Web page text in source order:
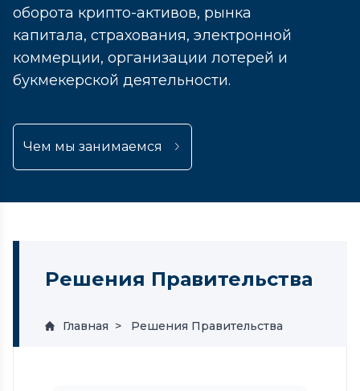
оборота крипто-активов, рынка
капитала, страхования, электронной
коммерции, организации лотерей и
букмекерской деятельности.
Чем мы занимаемся
Решения Правительства
Главная Решения Правительства